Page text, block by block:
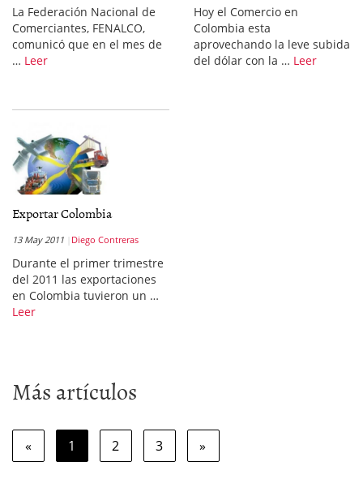
La Federación Nacional de
Comerciantes, FENALCO,
comunicó que en el mes de
… Leer
Hoy el Comercio en
Colombia esta
aprovechando la leve subida
del dólar con la … Leer
Exportar Colombia
13 May 2011 Diego Contreras
Durante el primer trimestre
del 2011 las exportaciones
en Colombia tuvieron un …
Leer
Más artículos
« 1 2 3 »